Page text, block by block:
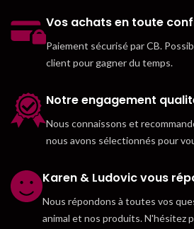
Vos achats en toute
Paiement sécurisé par CB.
client pour gagner du temps.
Notre engagement
Nous connaissons et
nous avons sélectionnés pour
Karen & Ludovic vous
Nous répondons à toutes vos
animal et nos produits. N'hésitez